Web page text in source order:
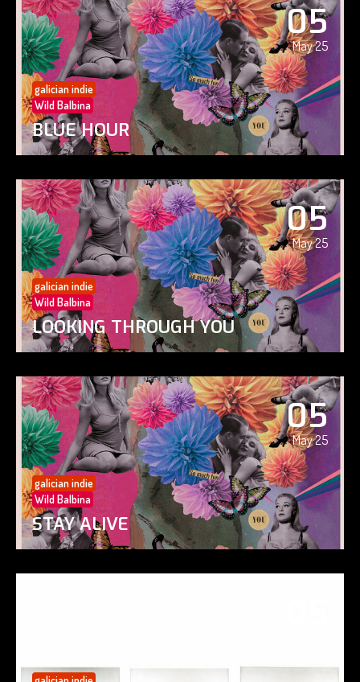
05
May 25
galician indie
Wild Balbina
BLUE HOUR
05
May 25
galician indie
Wild Balbina
LOOKING THROUGH YOU
05
May 25
galician indie
Wild Balbina
STAY ALIVE